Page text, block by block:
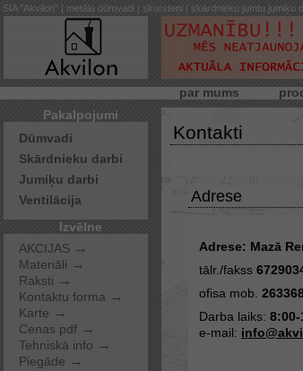
SIA "Akvilon" | metāla dūmvadi | skursteņi | skārdnieku jumtu
par mums
Pakalpojumi
Dūmvadi
Skārdnieku darbi
Jumiķu darbi
Ventilācija
Izvēlne
AKCIJAS →
Materiāli →
Raksti →
Kontaktu forma →
Karte →
Cenas pdf →
Tehniskā info →
Piegāde →
Kontakti
Adrese
Adrese: Mazā
tālr./fakss
ofisa mob.
Darba laiks: 8:00-
e-mail: